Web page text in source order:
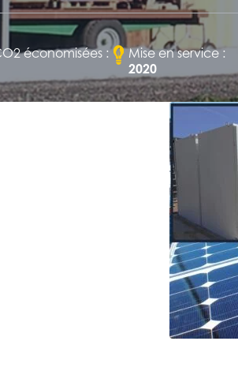
économisées :
Mise en service :
2020